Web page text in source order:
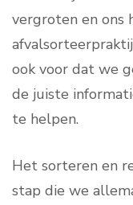
vergroten en ons
ook voor dat we
de juiste
te helpen.
Het sorteren en
stap die we